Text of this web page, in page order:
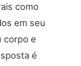
como
em seu
corpo e
é